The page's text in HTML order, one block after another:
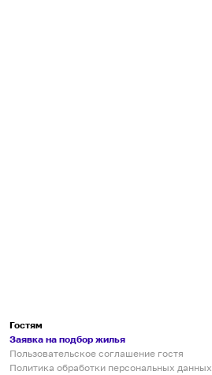
Гостям
Заявка на подбор жилья
Пользовательское соглашение гостя
Политика обработки персональных данных